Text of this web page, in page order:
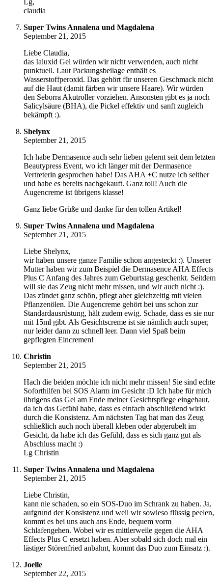
claudia
Super Twins Annalena und Magdalena
September 21, 2015
Liebe Claudia,
das Ialuxid Gel würden wir nicht verwenden, auch nicht
punktuell. Laut Packungsbeilage enthält es
Wasserstoffperoxid. Das gehört für unseren Geschmack nicht
auf die Haut (damit färben wir unsere Haare). Wir würden
den Seborra Akutroller vorziehen. Ansonsten gibt es ja noch
Salicylsäure (BHA), die Pickel effektiv und sanft zugleich
bekämpft :).
Shelynx
September 21, 2015
Ich habe Dermasence auch sehr lieben gelernt seit dem letzten
Beautypress Event, wo ich länger mit der Dermasence
Vertreterin gesprochen habe! Das AHA +C nutze ich seither
und habe es bereits nachgekauft. Ganz toll! Auch die
Augencreme ist übrigens klasse!
Ganz liebe Grüße und danke für den tollen Artikel!
Super Twins Annalena und Magdalena
September 21, 2015
Liebe Shelynx,
wir haben unsere ganze Familie schon angesteckt :). Unserer
Mutter haben wir zum Beispiel die Dermasence AHA Effects
Plus C Anfang des Jahres zum Geburtstag geschenkt. Seitdem
will sie das Zeug nicht mehr missen, und wir auch nicht :).
Das zündet ganz schön, pflegt aber gleichzeitig mit vielen
Pflanzenölen. Die Augencreme gehört bei uns schon zur
Standardausrüstung, hält zudem ewig. Schade, dass es sie nur
mit 15ml gibt. Als Gesichtscreme ist sie nämlich auch super,
nur leider dann zu schnell leer. Dann viel Spaß beim
gepflegten Eincremen!
Christin
September 21, 2015
Hach die beiden möchte ich nicht mehr missen! Sie sind echte
Soforthilfen bei SOS Alarm im Gesicht :D Ich habe für mich
übrigens das Gel am Ende meiner Gesichtspflege eingebaut,
da ich das Gefühl habe, dass es einfach abschließend wirkt
durch die Konsistenz. Am nächsten Tag hat man das Zeug
schließlich auch noch überall kleben oder abgerubelt im
Gesicht, da habe ich das Gefühl, dass es sich ganz gut als
Abschluss macht :)
Lg Christin
Super Twins Annalena und Magdalena
September 21, 2015
Liebe Christin,
kann nie schaden, so ein SOS-Duo im Schrank zu haben. Ja,
aufgrund der Konsistenz und weil wir sowieso flüssig peelen,
kommt es bei uns auch ans Ende, bequem vorm
Schlafengehen. Wobei wir es mittlerweile gegen die AHA
Effects Plus C ersetzt haben. Aber sobald sich doch mal ein
lästiger Störenfried anbahnt, kommt das Duo zum Einsatz :).
Joelle
September 22, 2015